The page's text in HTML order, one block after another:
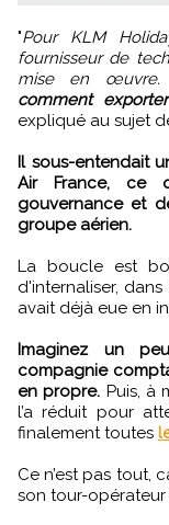
"Pour KLM Holidays, nous sommes exclusivement un
fournisseur de
mise en œuvre.
comment
expliqué au sujet
Il sous-entendait
Air France, ce
gouvernance et
groupe aérien.
La boucle est
d'internaliser,
avait déjà eue en
Imaginez un
compagnie
en propre. Puis, à
l’a réduit pour
finalement toutes
Ce n’est pas tout,
son tour-opérateur